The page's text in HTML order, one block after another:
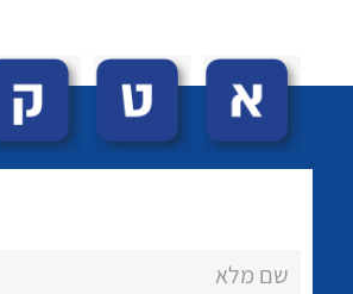
לכל מוצרי היצרן
שם מלא